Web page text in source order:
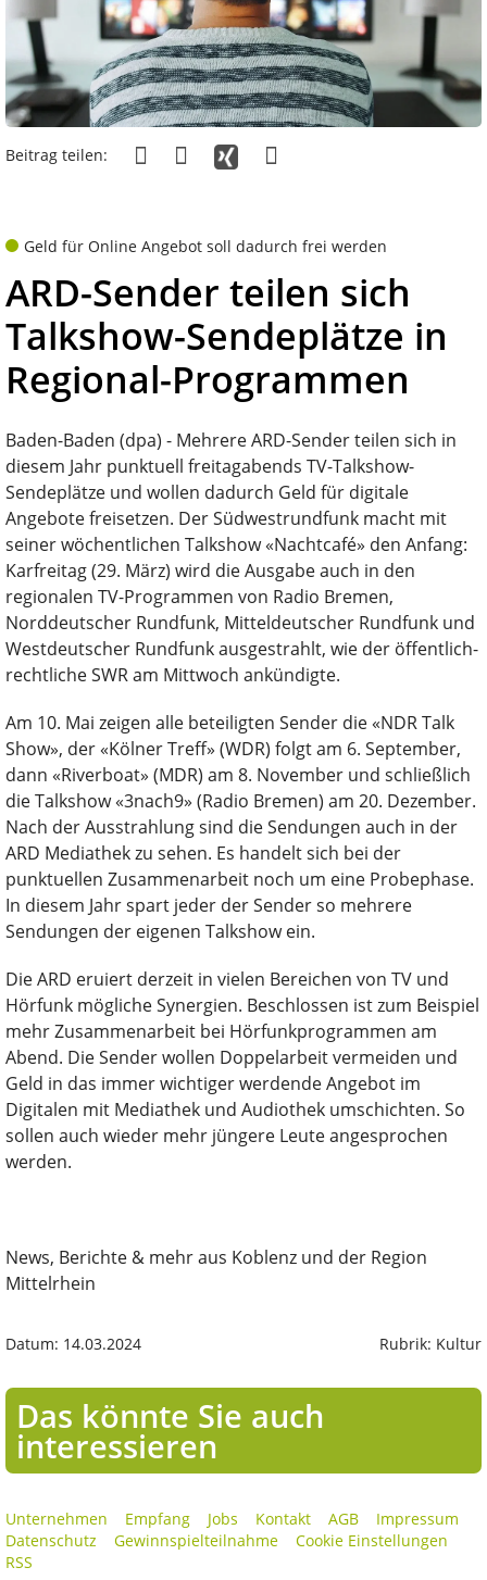
Beitrag teilen:
Geld für Online Angebot soll dadurch frei werden
ARD-Sender teilen sich
Talkshow-Sendeplätze in
Regional-Programmen
Baden-Baden (dpa) - Mehrere ARD-Sender teilen sich in
diesem Jahr punktuell freitagabends TV-Talkshow-
Sendeplätze und wollen dadurch Geld für digitale
Angebote freisetzen. Der Südwestrundfunk macht mit
seiner wöchentlichen Talkshow «Nachtcafé» den Anfang:
Karfreitag (29. März) wird die Ausgabe auch in den
regionalen TV-Programmen von Radio Bremen,
Norddeutscher Rundfunk, Mitteldeutscher Rundfunk und
Westdeutscher Rundfunk ausgestrahlt, wie der öffentlich-
rechtliche SWR am Mittwoch ankündigte.
Am 10. Mai zeigen alle beteiligten Sender die «NDR Talk
Show», der «Kölner Treff» (WDR) folgt am 6. September,
dann «Riverboat» (MDR) am 8. November und schließlich
die Talkshow «3nach9» (Radio Bremen) am 20. Dezember.
Nach der Ausstrahlung sind die Sendungen auch in der
ARD Mediathek zu sehen. Es handelt sich bei der
punktuellen Zusammenarbeit noch um eine Probephase.
In diesem Jahr spart jeder der Sender so mehrere
Sendungen der eigenen Talkshow ein.
Die ARD eruiert derzeit in vielen Bereichen von TV und
Hörfunk mögliche Synergien. Beschlossen ist zum Beispiel
mehr Zusammenarbeit bei Hörfunkprogrammen am
Abend. Die Sender wollen Doppelarbeit vermeiden und
Geld in das immer wichtiger werdende Angebot im
Digitalen mit Mediathek und Audiothek umschichten. So
sollen auch wieder mehr jüngere Leute angesprochen
werden.
News, Berichte & mehr aus Koblenz und der Region
Mittelrhein
Datum: 14.03.2024 Rubrik: Kultur
Das könnte Sie auch
interessieren
Unternehmen Empfang Jobs Kontakt AGB
Impressum
Datenschutz
Gewinnspielteilnahme
Cookie Einstellungen
RSS